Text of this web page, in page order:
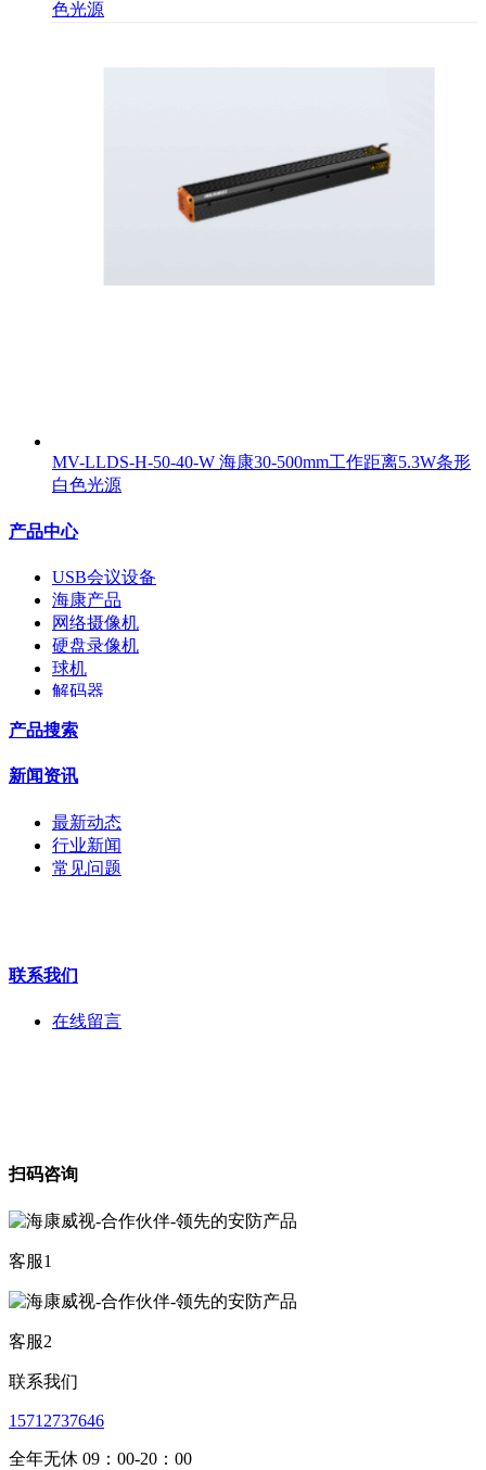
色光源
MV-LLDS-H-50-40-W 海康30-500mm工作距离5.3W条形
白色光源
产品中心
USB会议设备
海康产品
网络摄像机
硬盘录像机
球机
解码器
配件
拼接屏
安检门
工程宝
海康机器人
产品搜索
新闻资讯
最新动态
行业新闻
常见问题
联系我们
在线留言
扫码咨询
客服1
客服2
联系我们
15712737646
全年无休 09：00-20：00